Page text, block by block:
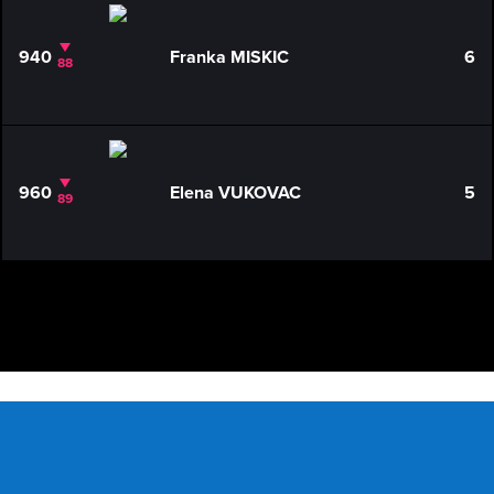
940 88 Franka MISKIC 6
960 89 Elena VUKOVAC 5